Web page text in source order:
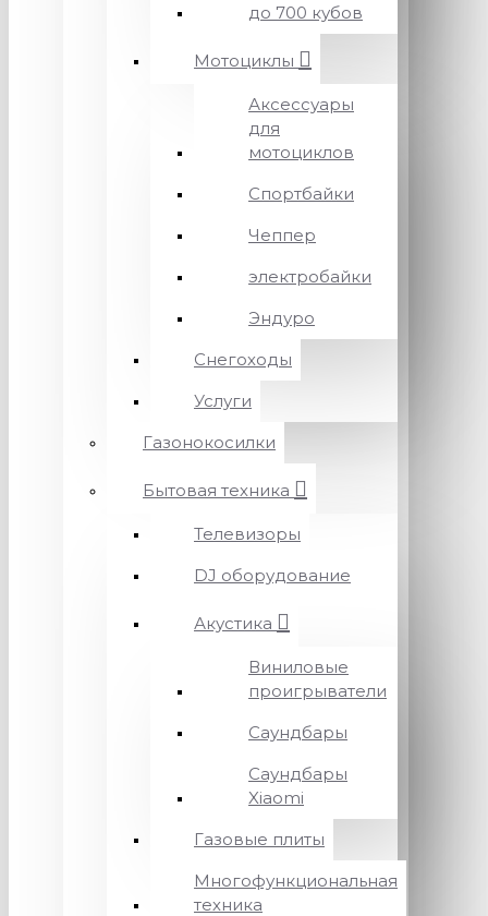
до 700 кубов
Мотоциклы
Аксессуары
для
мотоциклов
Спортбайки
Чеппер
электробайки
Эндуро
Снегоходы
Услуги
Газонокосилки
Бытовая техника
Телевизоры
DJ оборудование
Акустика
Виниловые
проигрыватели
Саундбары
Саундбары
Xiaomi
Газовые плиты
Многофункциональная
техника